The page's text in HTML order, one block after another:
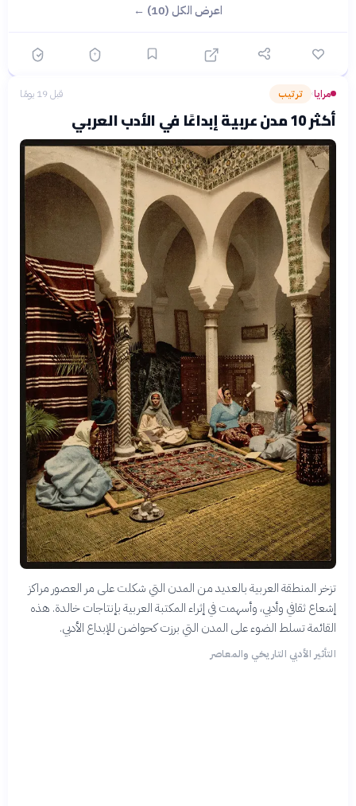
اعرض الكل (10) ←
مرايا› ترتيب قبل 19 يومًا
أكثر 10 مدن عربية إبداعًا في الأدب العربي
تزخر المنطقة العربية بالعديد من المدن التي شكلت على مر العصور مراكز
إشعاع ثقافي وأدبي، وأسهمت في إثراء المكتبة العربية بإنتاجات خالدة. هذه
القائمة تسلط الضوء على المدن التي برزت كحواضن للإبداع الأدبي.
التأثير الأدبي التاريخي والمعاصر